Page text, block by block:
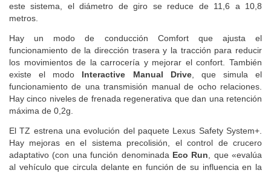
este sistema, el diámetro de giro se reduce de 11,6 a 10,8
metros.
Hay un modo de conducción Comfort que ajusta el
funcionamiento de la dirección trasera y la tracción para reducir
los movimientos de la carrocería y mejorar el confort. También
existe el modo Interactive Manual Drive, que simula el
funcionamiento de una transmisión manual de ocho relaciones.
Hay cinco niveles de frenada regenerativa que dan una retención
máxima de 0,2g.
El TZ estrena una evolución del paquete Lexus Safety System+.
Hay mejoras en el sistema precolisión, el control de crucero
adaptativo (con una función denominada Eco Run , que «evalúa
al vehículo que circula delante en función de su influencia en la